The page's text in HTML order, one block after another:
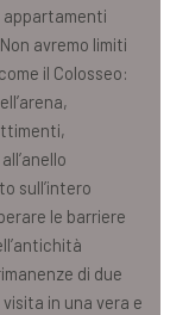
appartamenti
avremo limiti
il Colosseo:
sull’intero
le barriere
di due
in una vera e